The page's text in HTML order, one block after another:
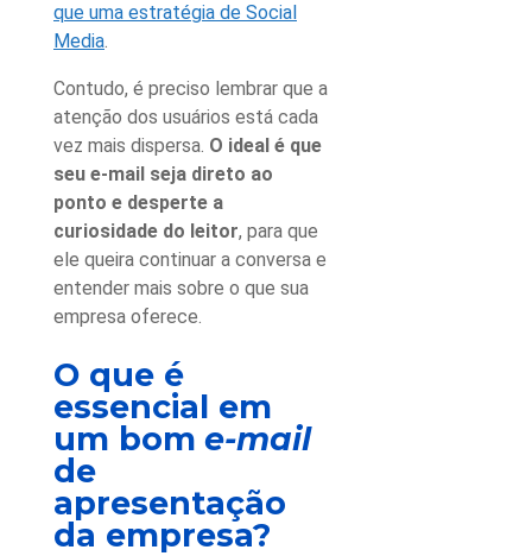
que uma estratégia de Social
Media.
Contudo, é preciso lembrar que a
atenção dos usuários está cada
vez mais dispersa. O ideal é que
seu e-mail seja direto ao
ponto e desperte a
curiosidade do leitor, para que
ele queira continuar a conversa e
entender mais sobre o que sua
empresa oferece.
O que é
essencial em
um bom e-mail
de
apresentação
da empresa?